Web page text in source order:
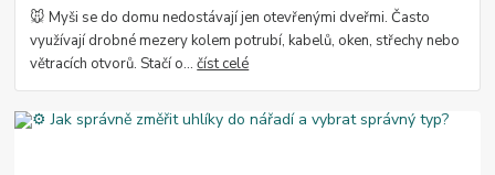
🐭 Myši se do domu nedostávají jen otevřenými dveřmi. Často
využívají drobné mezery kolem potrubí, kabelů, oken, střechy nebo
větracích otvorů. Stačí o...číst celé